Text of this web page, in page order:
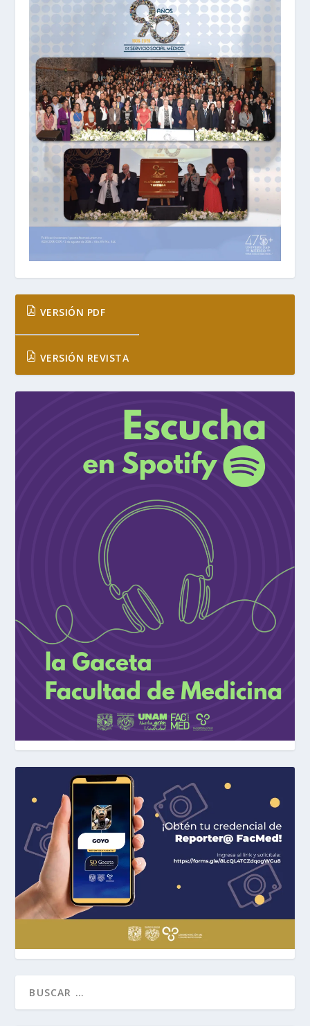
VERSIÓN PDF
VERSIÓN REVISTA